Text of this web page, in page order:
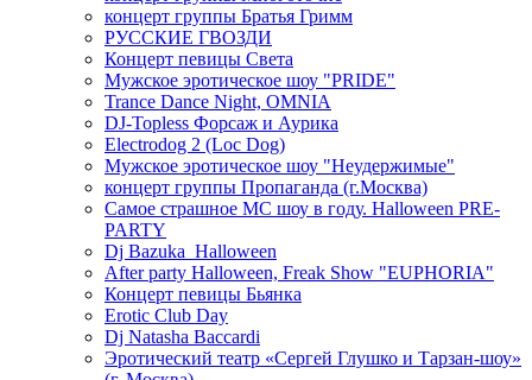
концерт группы Братья Гримм
РУССКИЕ ГВОЗДИ
Концерт певицы Света
Мужское эротическое шоу "PRIDE"
Trance Dance Night, OMNIA
DJ-Topless Форсаж и Аурика
Electrodog 2 (Loc Dog)
Мужское эротическое шоу "Неудержимые"
концерт группы Пропаганда (г.Москва)
Самое страшное МС шоу в году. Halloween PRE-
PARTY
Dj Bazuka_Halloween
After party Halloween, Freak Show "EUPHORIA"
Концерт певицы Бьянка
Erotic Club Day
Dj Natasha Baccardi
Эротический театр «Сергей Глушко и Тарзан-шоу»